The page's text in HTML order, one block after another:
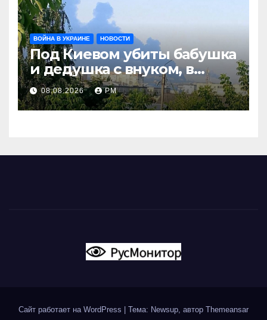
ВОЙНА В УКРАИНЕ НОВОСТИ
Под Киевом убиты бабушка
и дедушка с внуком, в
Поволжье и на Кубани
вновь горят НПЗ
08.08.2026 РМ
Сайт работает на WordPress Тема: Newsup, автор Themeansar